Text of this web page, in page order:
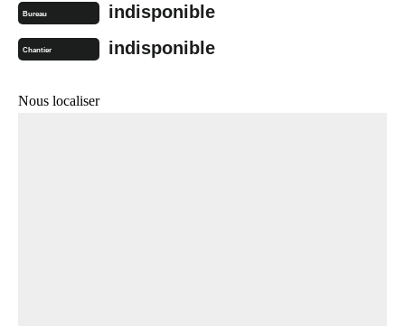
Bureau indisponible
Chantier indisponible
Nous localiser